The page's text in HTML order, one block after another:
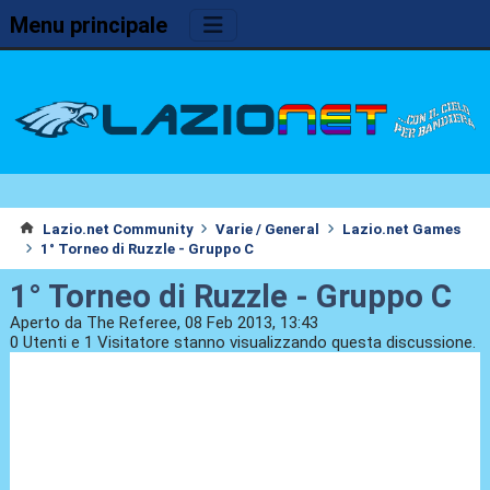
Menu principale
Lazio.net Community Varie / General
Lazio.net Games
1° Torneo di Ruzzle - Gruppo C
1° Torneo di Ruzzle - Gruppo C
Aperto da The Referee, 08 Feb 2013, 13:43
0 Utenti e 1 Visitatore stanno visualizzando questa discussione.